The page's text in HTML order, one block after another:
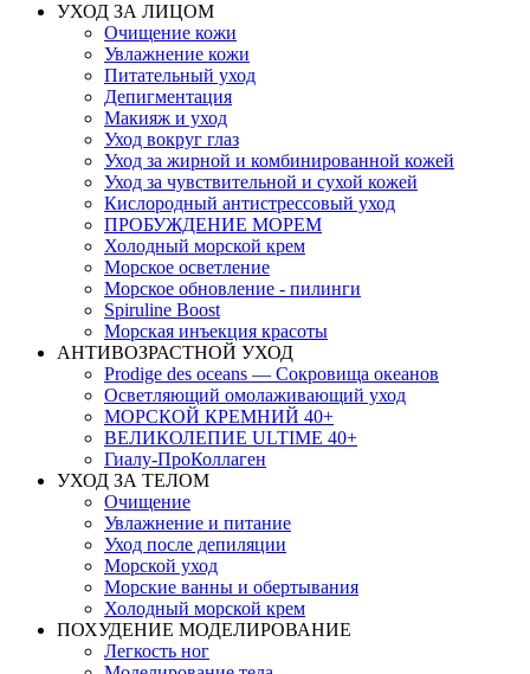
УХОД ЗА ЛИЦОМ
Очищение кожи
Увлажнение кожи
Питательный уход
Депигментация
Макияж и уход
Уход вокруг глаз
Уход за жирной и комбинированной кожей
Уход за чувствительной и сухой кожей
Кислородный антистрессовый уход
ПРОБУЖДЕНИЕ МОРЕМ
Холодный морской крем
Морское осветление
Морское обновление - пилинги
Spiruline Boost
Морская инъекция красоты
АНТИВОЗРАСТНОЙ УХОД
Prodige des oceans — Сокровища океанов
Осветляющий омолаживающий уход
МОРСКОЙ КРЕМНИЙ 40+
ВЕЛИКОЛЕПИЕ ULTIME 40+
Гиалу-ПроКоллаген
УХОД ЗА ТЕЛОМ
Очищение
Увлажнение и питание
Уход после депиляции
Морской уход
Морские ванны и обертывания
Холодный морской крем
ПОХУДЕНИЕ МОДЕЛИРОВАНИЕ
Легкость ног